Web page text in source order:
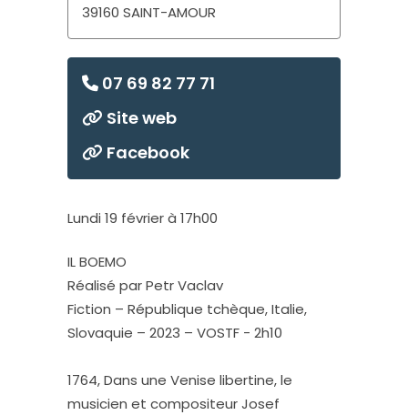
39160 SAINT-AMOUR
07 69 82 77 71
Site web
Facebook
Lundi 19 février à 17h00
IL BOEMO
Réalisé par Petr Vaclav
Fiction – République tchèque, Italie,
Slovaquie – 2023 – VOSTF - 2h10
1764, Dans une Venise libertine, le
musicien et compositeur Josef